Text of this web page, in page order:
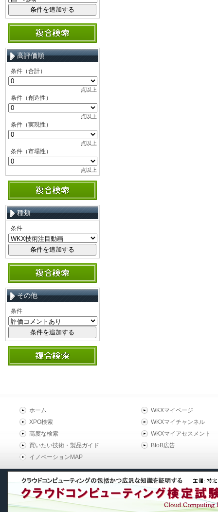
高評価順
条件（合計）
点以上
条件（創造性）
点以上
条件（実現性）
点以上
条件（市場性）
点以上
種類
条件
その他
条件
ホーム
XPO検索
高度な検索
買いたい技術・製品ガイド
イノベーションMAP
WKXマイページ
WKXマイチャンネル
WKXマイアセスメント
BtoB広告